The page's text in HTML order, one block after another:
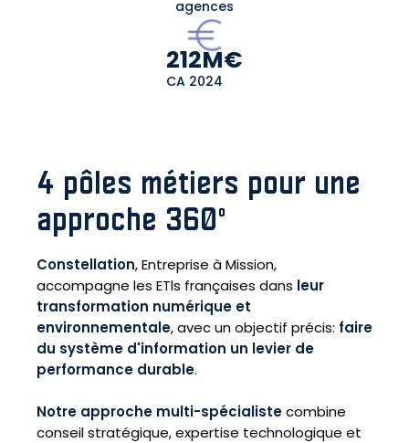
agences
212M€
CA 2024
4 pôles métiers pour une
approche 360°
Constellation, Entreprise à Mission,
accompagne les ETls françaises dans leur
transformation numérique et
environnementale, avec un objectif précis: faire
du système d'information un levier de
performance durable.
Notre approche multi-spécialistecombine
conseil stratégique, expertise technologique et